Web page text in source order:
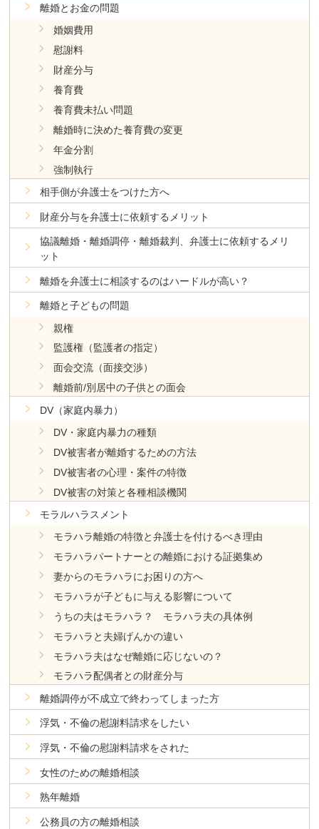
離婚とお金の問題
婚姻費用
慰謝料
財産分与
養育費
養育費未払い問題
離婚時に決めた養育費の変更
年金分割
強制執行
相手側が弁護士をつけた方へ
財産分与を弁護士に依頼するメリット
協議離婚・離婚調停・離婚裁判、弁護士に依頼するメリ
ット
離婚を弁護士に相談するのはハードルが高い？
離婚と子どもの問題
親権
監護権（監護者の指定）
面会交流（面接交渉）
離婚前/別居中の子供との面会
DV（家庭内暴力）
DV・家庭内暴力の種類
DV被害者が離婚するための方法
DV被害者の心理・案件の特徴
DV被害の対策と各種相談機関
モラルハラスメント
モラハラ離婚の特徴と弁護士を付けるべき理由
モラハラパートナーとの離婚における証拠集め
妻からのモラハラにお困りの方へ
モラハラが子どもに与える影響について
うちの夫はモラハラ？ モラハラ夫の具体例
モラハラと夫婦げんかの違い
モラハラ夫はなぜ離婚に応じないの？
モラハラ配偶者との財産分与
離婚調停が不成立で終わってしまった方
浮気・不倫の慰謝料請求をしたい
浮気・不倫の慰謝料請求をされた
女性のための離婚相談
熟年離婚
公務員の方の離婚相談